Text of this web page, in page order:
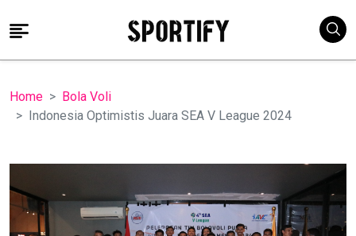
Home
Bola Voli
Indonesia Optimistis Juara SEA V League 2024